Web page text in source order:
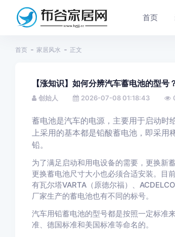
首页
首页 家居风水 正文
【涨知识】如何分辨汽车蓄电池的型号
创始人 2026-07-08 01:18:43
蓄电池是汽车的电源，主要用于启动时
上采用的基本都是铅酸蓄电池，即采
铅。
为了满足启动和用电设备的需要，更换新
更换蓄电池尺寸大小也必须合适安装。目
有瓦尔塔VARTA（原德尔福）、
厂家生产的蓄电池也有不同的标号。
汽车用铅蓄电池的型号都是按照一定标准
准、德国标准和美国标准等命名的。